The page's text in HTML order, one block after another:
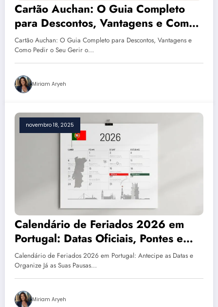
Cartão Auchan: O Guia Completo
para Descontos, Vantagens e Como
Pedir o Seu
Cartão Auchan: O Guia Completo para Descontos, Vantagens e
Como Pedir o Seu Gerir o…
Miriam Aryeh
novembro 18, 2025
Calendário de Feriados 2026 em
Portugal: Datas Oficiais, Pontes e
Dicas de Planeamento
Calendário de Feriados 2026 em Portugal: Antecipe as Datas e
Organize Já as Suas Pausas…
Miriam Aryeh